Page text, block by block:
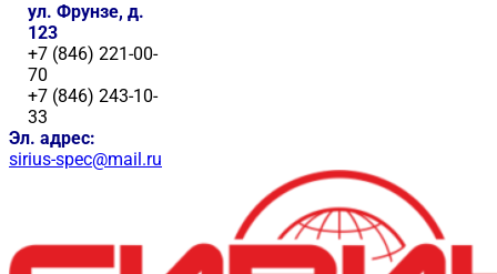
ул. Фрунзе, д.
123
+7 (846) 221-00-
70
+7 (846) 243-10-
33
Эл. адрес:
sirius-spec@mail.ru